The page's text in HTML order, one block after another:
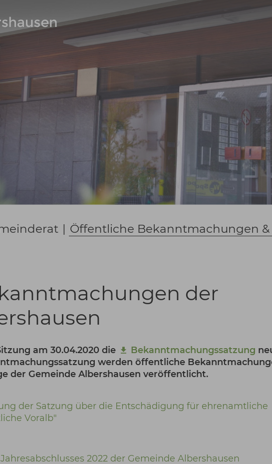
| Öffentliche Bekanntmachungen
der
am 30.04.2020 die Bekanntmachungssatzung
werden öffentliche
der Gemeinde Albershausen veröffentlicht.
der Satzung über die Entschädigung für ehrenamtliche
Voralb"
2022 der Gemeinde Albershausen